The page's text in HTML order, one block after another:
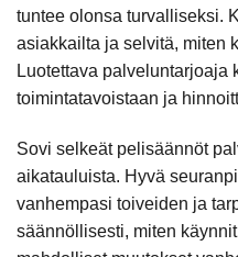
tuntee olonsa turvalliseksi.
asiakkailta ja selvitä, miten
Luotettava palveluntarjoaja
toimintatavoistaan ja
Sovi selkeät pelisäännöt
aikatauluista. Hyvä
vanhempasi toiveiden ja
säännöllisesti, miten